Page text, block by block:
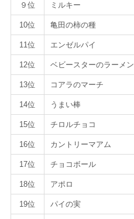
９位 ミルキー
10位 亀田の柿の種
11位 エンゼルパイ
12位 ベビースターのラーメン
13位 コアラのマーチ
14位 うまい棒
15位 チロルチョコ
16位 カントリーマアム
17位 チョコボール
18位 アポロ
19位 パイの実